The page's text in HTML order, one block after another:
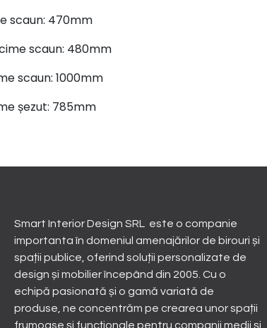
scaun: 470mm
scaun: 480mm
scaun: 1000mm
șezut: 785mm
Smart Interior Design SRL este o companie
importanta în domeniul amenajărilor de birouri și
spații publice, oferind soluții personalizate de
design și mobilier începând din 2005. Cu o
echipă pasionată și o gamă variată de
produse, ne concentrăm pe crearea unor spații
frumoase și funcționale pentru companii medii și